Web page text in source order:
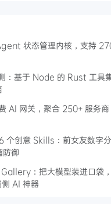
状态管理内核，支持
：基于 Node 的 Rust 工具
AI 网关，聚合 250+ 服务
创意 Skills：前女友数字
防御
：把大模型装进口袋
AI 神器